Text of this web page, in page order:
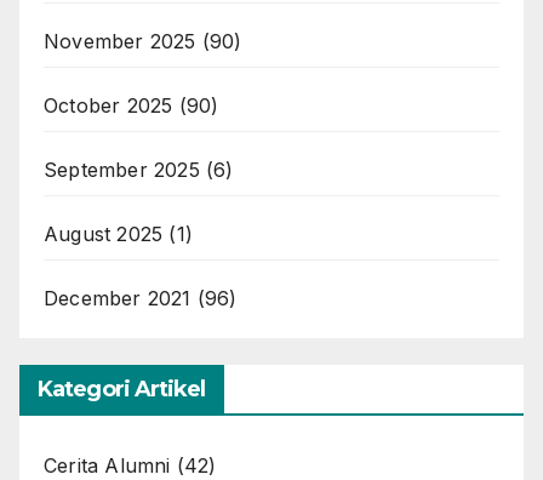
November 2025 (90)
October 2025 (90)
September 2025 (6)
August 2025 (1)
December 2021 (96)
Kategori Artikel
Cerita Alumni (42)